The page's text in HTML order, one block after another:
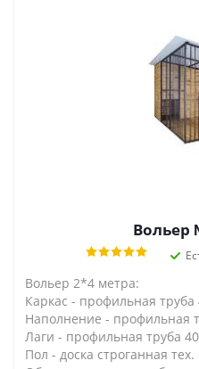
Вольер
Вольер 2*4 метра:
Каркас - профильная
Наполнение - профильная
Лаги - профильная труба
Пол - доска строганная